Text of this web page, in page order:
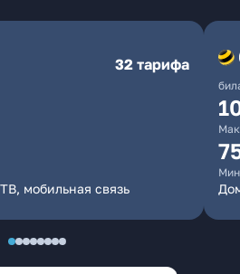
32 тарифа
мобильная связь